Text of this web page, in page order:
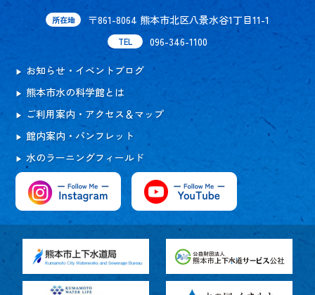
所在地 〒861-8064 熊本市北区八景水谷1丁目11-1
TEL 096-346-1100
お知らせ・イベントブログ
熊本市水の科学館とは
ご利用案内・アクセス＆マップ
館内案内・パンフレット
水のラーニングフィールド